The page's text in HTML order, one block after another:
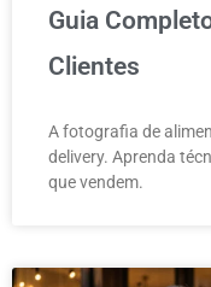
Guia
Clientes
A fotografia de
delivery. Aprenda
que vendem.